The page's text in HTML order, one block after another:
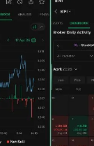
25 Maret
2 Januari 2025.